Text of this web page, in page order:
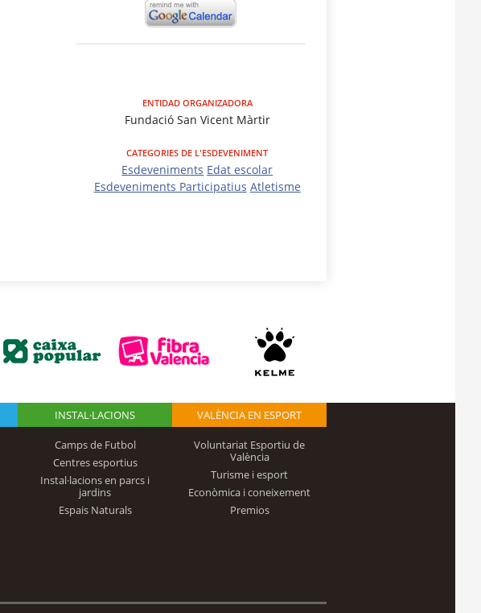
ENTIDAD ORGANIZADORA
Fundació San Vicent Màrtir
CATEGORIES DE L'ESDEVENIMENT
Esdeveniments Edat escolar
Esdeveniments Participatius Atletisme
INSTAL·LACIONS
Camps de Futbol
Centres esportius
Instal·lacions en parcs i
jardins
Espais Naturals
VALÈNCIA EN ESPORT
Voluntariat Esportiu de
València
Turisme i esport
Econòmica i coneixement
Premios